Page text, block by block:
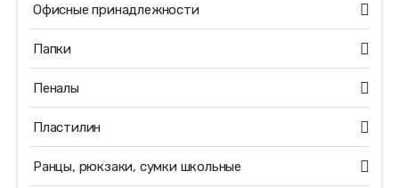
Офисные принадлежности
Папки
Пеналы
Пластилин
Ранцы, рюкзаки, сумки школьные